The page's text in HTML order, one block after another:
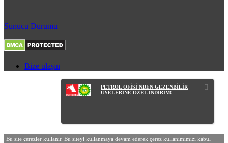
Sunucu Durumu
Bize ulaşın
PETROL OFİSİ'NDEN GEZENBİLİR
ÜYELERİNE ÖZEL İNDİRİM!
Bu site çerezler kullanır. Bu siteyi kullanmaya devam ederek çerez kullanımımızı kabul